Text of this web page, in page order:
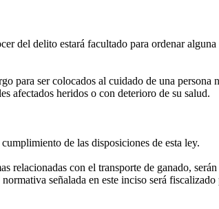
del delito estará facultado para ordenar
para ser colocados al cuidado de una persona
afectados heridos o con deterioro de su salud.
de las disposiciones de esta ley.
con el transporte de ganado,
señalada en este inciso será